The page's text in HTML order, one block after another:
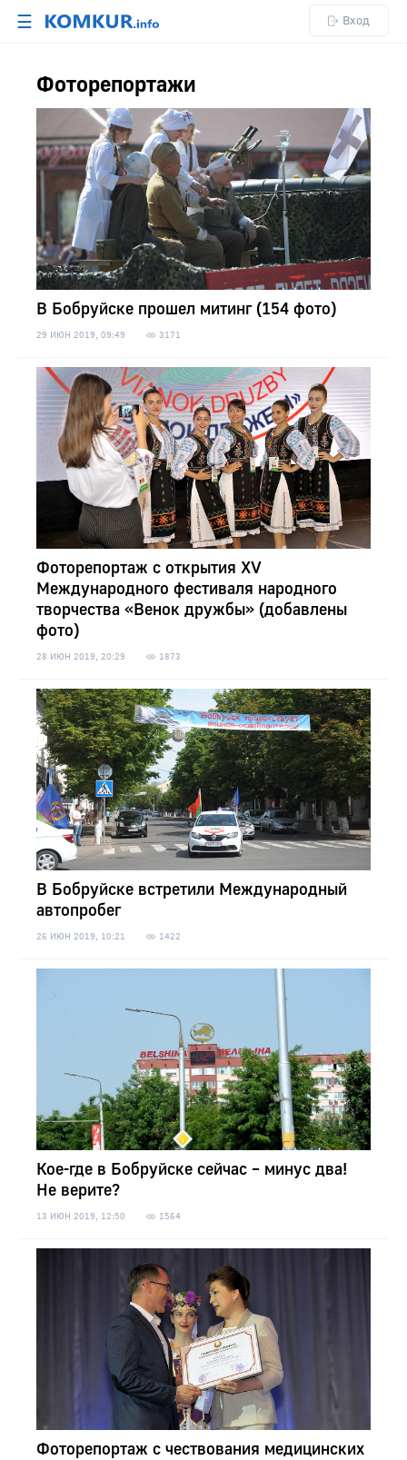
☰ Вход
Фоторепортажи
В Бобруйске прошел митинг (154 фото)
29 ИЮН 2019, 09:49 3171
Фоторепортаж с открытия XV
Международного фестиваля народного
творчества «Венок дружбы» (добавлены
фото)
28 ИЮН 2019, 20:29 1873
В Бобруйске встретили Международный
автопробег
26 ИЮН 2019, 10:21 1422
Кое-где в Бобруйске сейчас – минус два!
Не верите?
13 ИЮН 2019, 12:50 1564
Фоторепортаж с чествования медицинских